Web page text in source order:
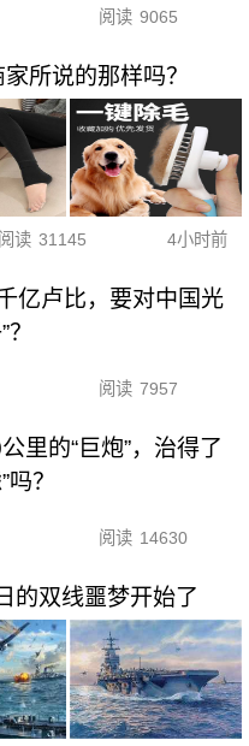
阅读 9065
所说的那样吗？
阅读 31145 4小时前
亿卢比，要对中国光
阅读 7957
里的“巨炮”，治得了
？
阅读 14630
的双线噩梦开始了